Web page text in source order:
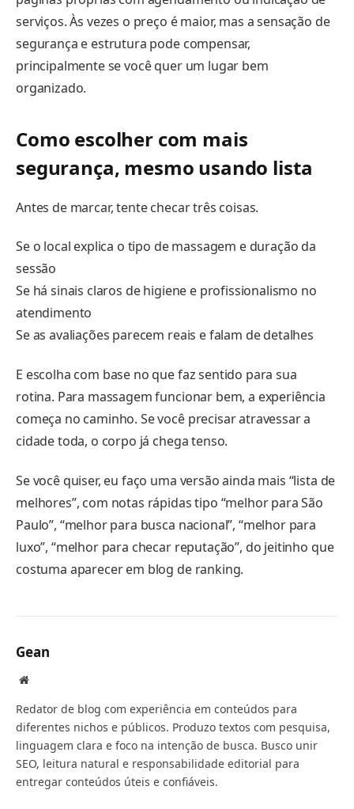
serviços. Às vezes o preço é maior, mas a sensação de
segurança e estrutura pode compensar,
principalmente se você quer um lugar bem
organizado.
Como escolher com mais
segurança, mesmo usando lista
Antes de marcar, tente checar três coisas.
Se o local explica o tipo de massagem e duração da
sessão
Se há sinais claros de higiene e profissionalismo no
atendimento
Se as avaliações parecem reais e falam de detalhes
E escolha com base no que faz sentido para sua
rotina. Para massagem funcionar bem, a experiência
começa no caminho. Se você precisar atravessar a
cidade toda, o corpo já chega tenso.
Se você quiser, eu faço uma versão ainda mais “lista de
melhores”, com notas rápidas tipo “melhor para São
Paulo”, “melhor para busca nacional”, “melhor para
luxo”, “melhor para checar reputação”, do jeitinho que
costuma aparecer em blog de ranking.
Gean
Website
Redator de blog com experiência em conteúdos para
diferentes nichos e públicos. Produzo textos com pesquisa,
linguagem clara e foco na intenção de busca. Busco unir
SEO, leitura natural e responsabilidade editorial para
entregar conteúdos úteis e confiáveis.